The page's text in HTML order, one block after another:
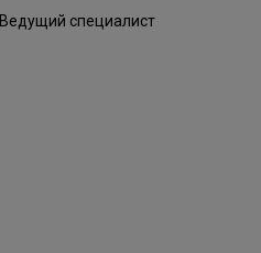
Ведущий специалист